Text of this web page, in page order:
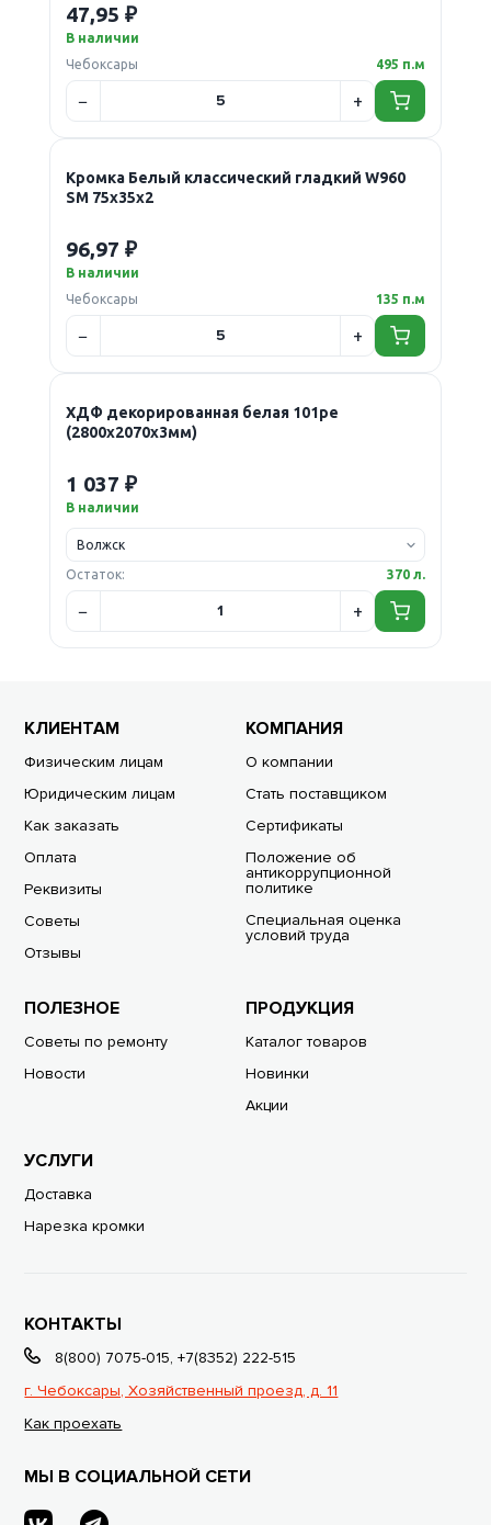
47,95 ₽
В наличии
Чебоксары
495 п.м
Кромка Белый классический гладкий W960
SM 75х35х2
96,97 ₽
В наличии
Чебоксары
135 п.м
ХДФ декорированная белая 101ре
(2800х2070х3мм)
1 037 ₽
В наличии
Остаток: 370 л.
КЛИЕНТАМ
Физическим лицам
Юридическим лицам
Как заказать
Оплата
Реквизиты
Советы
Отзывы
КОМПАНИЯ
О компании
Стать поставщиком
Сертификаты
Положение об
антикоррупционной
политике
Специальная оценка
условий труда
ПОЛЕЗНОЕ
Советы по ремонту
Новости
ПРОДУКЦИЯ
Каталог товаров
Новинки
Акции
УСЛУГИ
Доставка
Нарезка кромки
КОНТАКТЫ
8(800) 7075-015,+7(8352) 222-515
г. Чебоксары, Хозяйственный проезд, д. 11
Как проехать
МЫ В СОЦИАЛЬНОЙ СЕТИ